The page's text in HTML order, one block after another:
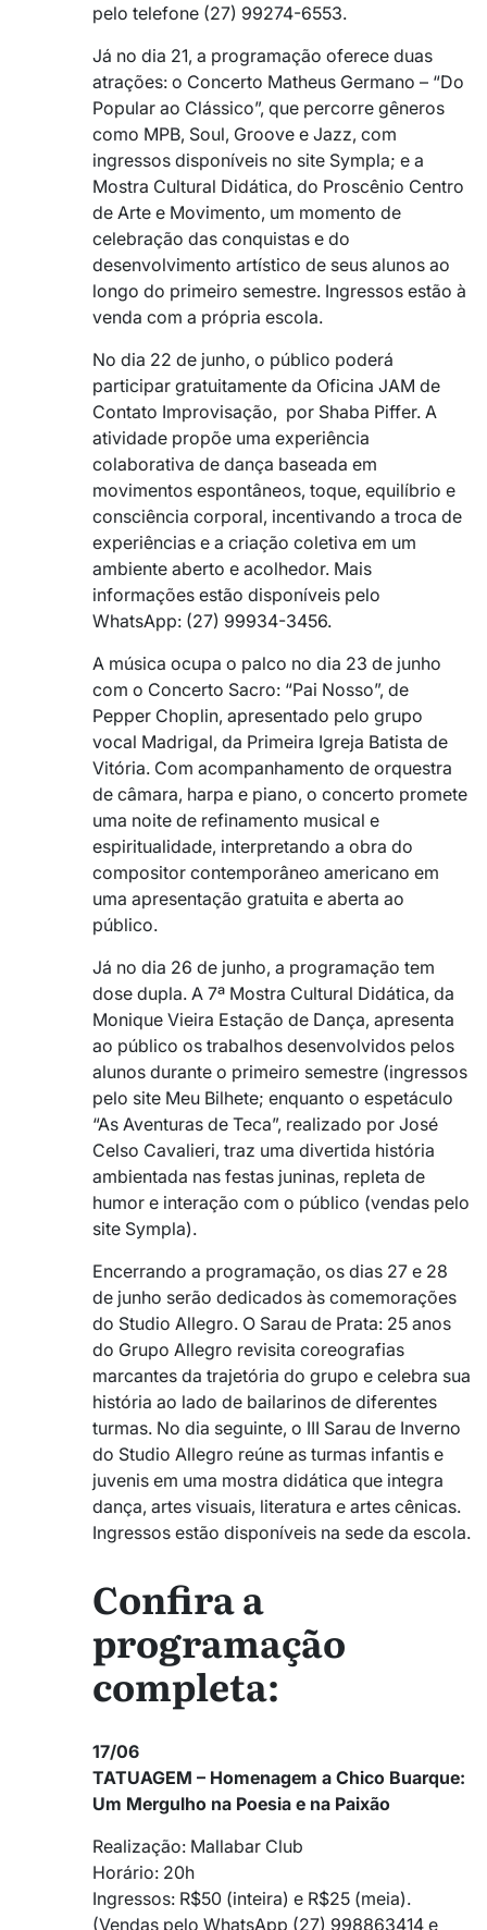
pelo telefone (27) 99274-6553.
Já no dia 21, a programação oferece duas
atrações: o Concerto Matheus Germano – “Do
Popular ao Clássico”, que percorre gêneros
como MPB, Soul, Groove e Jazz, com
ingressos disponíveis no site Sympla; e a
Mostra Cultural Didática, do Proscênio Centro
de Arte e Movimento, um momento de
celebração das conquistas e do
desenvolvimento artístico de seus alunos ao
longo do primeiro semestre. Ingressos estão à
venda com a própria escola.
No dia 22 de junho, o público poderá
participar gratuitamente da Oficina JAM de
Contato Improvisação, por Shaba Piffer. A
atividade propõe uma experiência
colaborativa de dança baseada em
movimentos espontâneos, toque, equilíbrio e
consciência corporal, incentivando a troca de
experiências e a criação coletiva em um
ambiente aberto e acolhedor. Mais
informações estão disponíveis pelo
WhatsApp: (27) 99934-3456.
A música ocupa o palco no dia 23 de junho
com o Concerto Sacro: “Pai Nosso”, de
Pepper Choplin, apresentado pelo grupo
vocal Madrigal, da Primeira Igreja Batista de
Vitória. Com acompanhamento de orquestra
de câmara, harpa e piano, o concerto promete
uma noite de refinamento musical e
espiritualidade, interpretando a obra do
compositor contemporâneo americano em
uma apresentação gratuita e aberta ao
público.
Já no dia 26 de junho, a programação tem
dose dupla. A 7ª Mostra Cultural Didática, da
Monique Vieira Estação de Dança, apresenta
ao público os trabalhos desenvolvidos pelos
alunos durante o primeiro semestre (ingressos
pelo site Meu Bilhete; enquanto o espetáculo
“As Aventuras de Teca”, realizado por José
Celso Cavalieri, traz uma divertida história
ambientada nas festas juninas, repleta de
humor e interação com o público (vendas pelo
site Sympla).
Encerrando a programação, os dias 27 e 28
de junho serão dedicados às comemorações
do Studio Allegro. O Sarau de Prata: 25 anos
do Grupo Allegro revisita coreografias
marcantes da trajetória do grupo e celebra sua
história ao lado de bailarinos de diferentes
turmas. No dia seguinte, o III Sarau de Inverno
do Studio Allegro reúne as turmas infantis e
juvenis em uma mostra didática que integra
dança, artes visuais, literatura e artes cênicas.
Ingressos estão disponíveis na sede da escola.
Confira a
programação
completa:
17/06
TATUAGEM – Homenagem a Chico Buarque:
Um Mergulho na Poesia e na Paixão
Realização: Mallabar Club
Horário: 20h
Ingressos: R$50 (inteira) e R$25 (meia).
(Vendas pelo WhatsApp (27) 998863414 e